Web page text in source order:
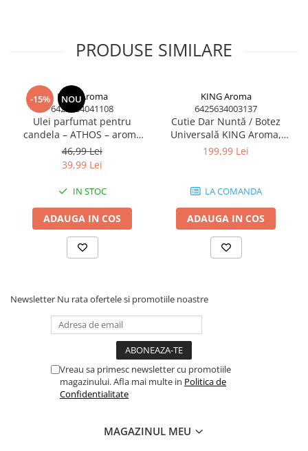
PRODUSE SIMILARE
-15% NOU
KING Aroma
6425634041108
Ulei parfumat pentru
candela – ATHOS – aroma
liturgică cu Smirna, Mir și
Nard – 500 ml
46,99 Lei
39,99 Lei
IN STOC
ADAUGA IN COS
KING Aroma
6425634003137
Cutie Dar Nuntă / Botez
Universală KING Aroma,
MDF 30 cm, Capac cu Fantă
199,99 Lei
LA COMANDA
ADAUGA IN COS
Newsletter Nu rata ofertele si promotiile noastre
Vreau sa primesc newsletter cu promotiile
magazinului. Afla mai multe in Politica de
Confidentialitate
MAGAZINUL MEU